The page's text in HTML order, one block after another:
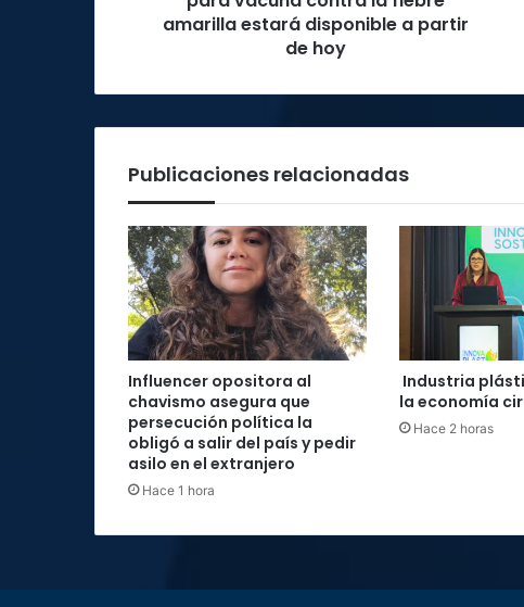
estará
hoy
amarilla estará disponible a partir
de hoy
Publicaciones relacionadas
Influencer opositora al
chavismo asegura que
persecución política la
obligó a salir del país y pedir
asilo en el extranjero
Hace 1 hora
Industria
la economía
Hace 2 horas